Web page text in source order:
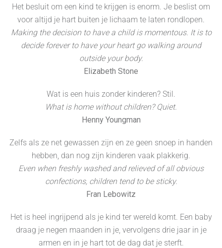
Het besluit om een kind te krijgen is enorm. Je beslist om
voor altijd je hart buiten je lichaam te laten rondlopen.
Making the decision to have a child is momentous. It is to
decide forever to have your heart go walking around
outside your body.
Elizabeth Stone
Wat is een huis zonder kinderen? Stil.
What is home without children? Quiet.
Henny Youngman
Zelfs als ze net gewassen zijn en ze geen snoep in handen
hebben, dan nog zijn kinderen vaak plakkerig.
Even when freshly washed and relieved of all obvious
confections, children tend to be sticky.
Fran Lebowitz
Het is heel ingrijpend als je kind ter wereld komt. Een baby
draag je negen maanden in je, vervolgens drie jaar in je
armen en in je hart tot de dag dat je sterft.